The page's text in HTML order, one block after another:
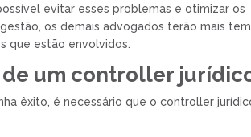
evitar esses problemas e otimizar os
os demais advogados terão mais
que estão envolvidos.
de um controller
êxito, é necessário que o controller